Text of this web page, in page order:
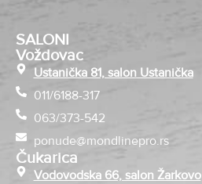
SALONI
Voždovac
Ustanička 81, salon Ustanička
011/6188-317
063/373-542
ponude@mondlinepro.rs
Čukarica
Vodovodska 66, salon Žarkovo